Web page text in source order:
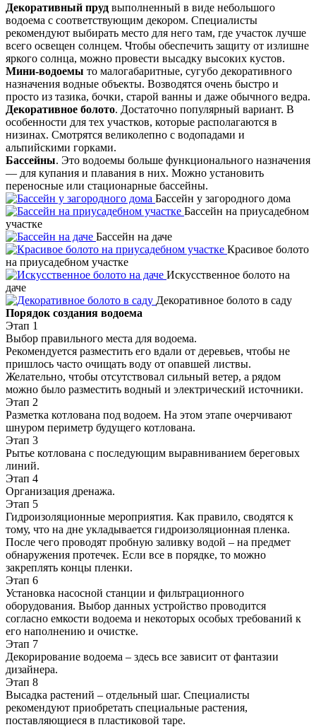
Декоративный пруд выполненный в виде небольшого
водоема с соответствующим декором. Специалисты
рекомендуют выбирать место для него там, где участок лучше
всего освещен солнцем. Чтобы обеспечить защиту от излишне
яркого солнца, можно провести высадку высоких кустов.
Мини-водоемы то малогабаритные, сугубо декоративного
назначения водные объекты. Возводятся очень быстро и
просто из тазика, бочки, старой ванны и даже обычного ведра.
Декоративное болото. Достаточно популярный вариант. В
особенности для тех участков, которые располагаются в
низинах. Смотрятся великолепно с водопадами и
альпийскими горками.
Бассейны. Это водоемы больше функционального назначения
— для купания и плавания в них. Можно установить
переносные или стационарные бассейны.
Бассейн у загородного дома
Бассейн на приусадебном
участке
Бассейн на даче
Красивое болото
на приусадебном участке
Искусственное болото на
даче
Декоративное болото в саду
Порядок создания водоема
Этап 1
Выбор правильного места для водоема.
Рекомендуется разместить его вдали от деревьев, чтобы не
пришлось часто очищать воду от опавшей листвы.
Желательно, чтобы отсутствовал сильный ветер, а рядом
можно было разместить водный и электрический источники.
Этап 2
Разметка котлована под водоем. На этом этапе очерчивают
шнуром периметр будущего котлована.
Этап 3
Рытье котлована с последующим выравниванием береговых
линий.
Этап 4
Организация дренажа.
Этап 5
Гидроизоляционные мероприятия. Как правило, сводятся к
тому, что на дне укладывается гидроизоляционная пленка.
После чего проводят пробную заливку водой – на предмет
обнаружения протечек. Если все в порядке, то можно
закреплять концы пленки.
Этап 6
Установка насосной станции и фильтрационного
оборудования. Выбор данных устройство проводится
согласно емкости водоема и некоторых особых требований к
его наполнению и очистке.
Этап 7
Декорирование водоема – здесь все зависит от фантазии
дизайнера.
Этап 8
Высадка растений – отдельный шаг. Специалисты
рекомендуют приобретать специальные растения,
поставляющиеся в пластиковой таре.